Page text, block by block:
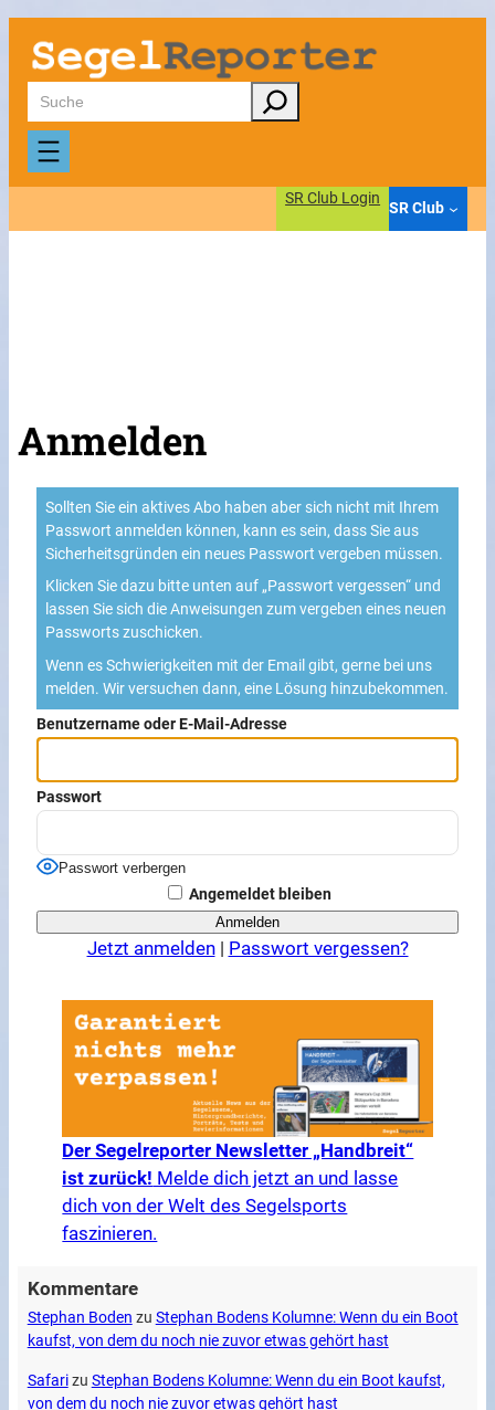
Suchen
SR Club Login
SR Club
Anmelden
Sollten Sie ein aktives Abo haben aber sich nicht mit Ihrem
Passwort anmelden können, kann es sein, dass Sie aus
Sicherheitsgründen ein neues Passwort vergeben müssen.
Klicken Sie dazu bitte unten auf „Passwort vergessen“ und
lassen Sie sich die Anweisungen zum vergeben eines neuen
Passworts zuschicken.
Wenn es Schwierigkeiten mit der Email gibt, gerne bei uns
melden. Wir versuchen dann, eine Lösung hinzubekommen.
Benutzername oder E-Mail-Adresse
Passwort
Passwort verbergen
Angemeldet bleiben
Jetzt anmelden| Passwort vergessen?
Der Segelreporter Newsletter „Handbreit“
ist zurück! Melde dich jetzt an und lasse
dich von der Welt des Segelsports
faszinieren.
Kommentare
Stephan Boden zu Stephan Bodens Kolumne: Wenn du ein Boot
kaufst, von dem du noch nie zuvor etwas gehört hast
Safarizu Stephan Bodens Kolumne: Wenn du ein Boot kaufst,
von dem du noch nie zuvor etwas gehört hast